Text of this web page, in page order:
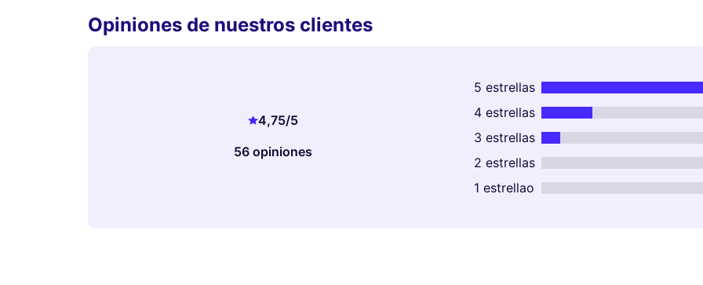
Opiniones de nuestros clientes
4,75/5
56 opiniones
5 estrellas
4 estrellas
3 estrellas
2 estrellas
1 estrellao